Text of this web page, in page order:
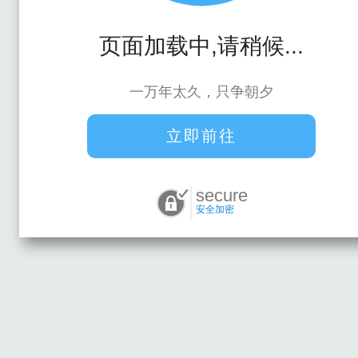
页面加载中,请稍候...
一万年太久，只争朝夕
立即前往
secure
安全加密